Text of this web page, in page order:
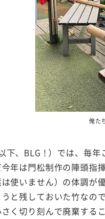
俺た
下、BLG ! ）では、毎
年は門松制作の陣頭指
は使いません）の体調が
と残しておいた竹なの
く切り刻んで廃棄する